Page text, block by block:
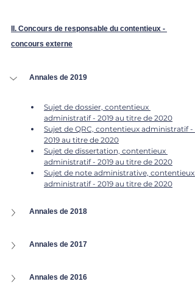
II. Concours de responsable du contentieux -
concours externe
Annales de 2019
Sujet de dossier, contentieux
administratif - 2019 au titre de 2020
Sujet de QRC, contentieux administratif -
2019 au titre de 2020
Sujet de dissertation, contentieux
administratif - 2019 au titre de 2020
Sujet de note administrative, contentieux
administratif - 2019 au titre de 2020
Annales de 2018
Annales de 2017
Annales de 2016